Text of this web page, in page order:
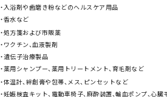
・入浴剤や歯磨き粉などのヘルスケア用品
・香水など
・処方箋および市販薬
・ワクチン、血液製剤
・遺伝子治療製品
・薬用シャンプー、薬用トリートメント、育毛剤など
・体温計、絆創膏や包帯、メス、ピンセットなど
・妊娠検査キット、電動車椅子、麻酔装置、輸血ポンプ、心